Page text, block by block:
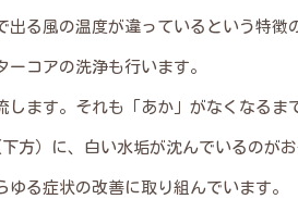
る風の温度が違っているという特徴
コアの洗浄も行います。
ます。それも「あか」がなくなるま
方）に、白い水垢が沈んでいるのが
る症状の改善に取り組んでいます。